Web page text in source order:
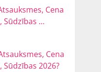
Cena
Sūdzības …
Cena
Sūdzības 2026?